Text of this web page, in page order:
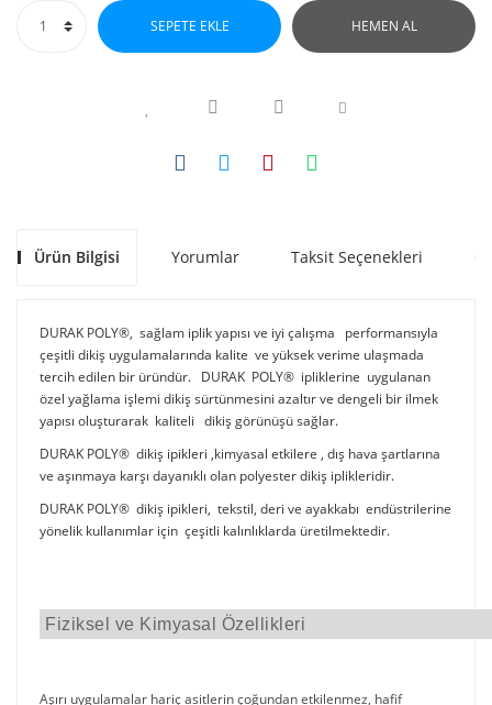
SEPETE EKLE HEMEN AL
Ürün Bilgisi Yorumlar Taksit Seçenekleri
DURAK POLY®, sağlam iplik yapısı ve iyi çalışma performansıyla
çeşitli dikiş uygulamalarında kalite ve yüksek verime ulaşmada
tercih edilen bir üründür. DURAK POLY® ipliklerine uygulanan
özel yağlama işlemi dikiş sürtünmesini azaltır ve dengeli bir ilmek
yapısı oluşturarak kaliteli dikiş görünüşü sağlar.
DURAK POLY® dikiş ipikleri ,kimyasal etkilere , dış hava şartlarına
ve aşınmaya karşı dayanıklı olan polyester dikiş iplikleridir.
DURAK POLY® dikiş ipikleri, tekstil, deri ve ayakkabı endüstrilerine
yönelik kullanımlar için çeşitli kalınlıklarda üretilmektedir.
Fiziksel ve Kimyasal Özellikleri
Aşırı uygulamalar hariç asitlerin çoğundan etkilenmez, hafif